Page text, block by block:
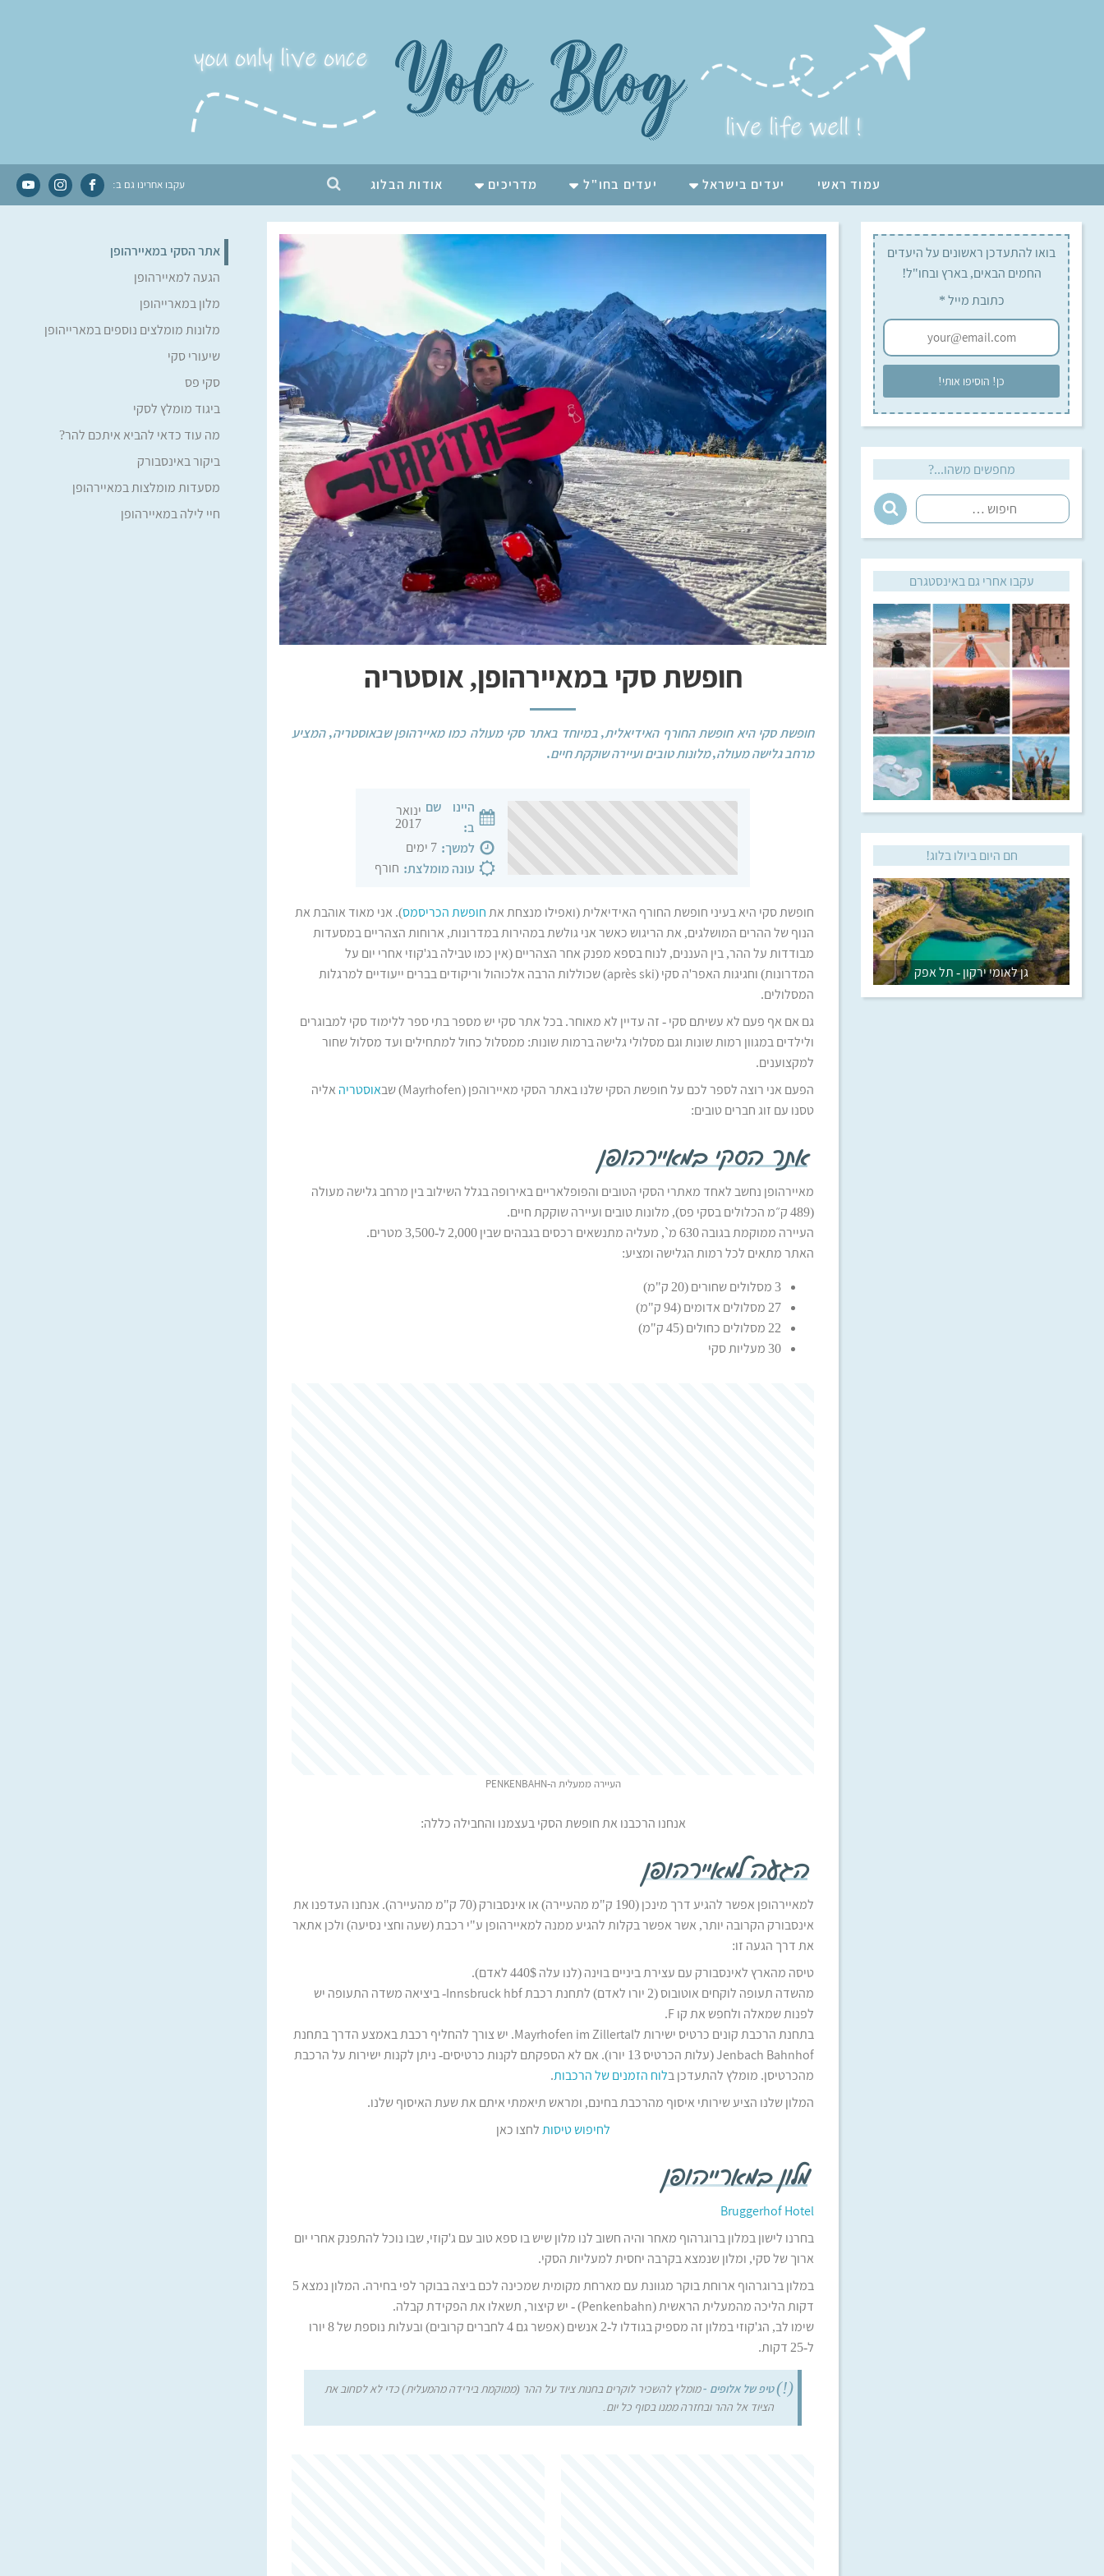
Yolo Blog
you only live once
live life well !
עמוד ראשי יעדים בישראל יעדים בחו"ל מדריכים אודות הבלוג עקבו אחרינו גם ב:
בואו להתעדכן ראשונים על היעדים
החמים הבאים, בארץ ובחו"ל!
כתובת מייל*
מחפשים משהו...?
עקבו אחרי גם באינסטגרם
חם היום ביולו בלוג!
גן לאומי ירקון - תל אפק
חופשת סקי במאיירהופן, אוסטריה
חופשת סקי היא חופשת החורף האידיאלית, במיוחד באתר סקי מעולה כמו מאיירהופן שבאוסטריה, המציע
מרחב גלישה מעולה, מלונות טובים ועיירה שוקקת חיים.
היינו שם
ב:
ינואר
2017
למשך: 7 ימים
עונה מומלצת: חורף
חופשת סקי היא בעיני חופשת החורף האידיאלית (ואפילו מנצחת אתחופשת הכריסמס). אני מאוד אוהבת את
הנוף של ההרים המושלגים, את הריגוש כאשר אני גולשת במהירות במדרונות, ארוחות הצהריים במסעדות
מבודדות על ההר, בין העננים, לנוח בספא מפנק אחר הצהריים (אין כמו טבילה בג'קוזי אחרי יום על
המדרונות) וחגיגות האפר'ה סקי (après ski) שכוללות הרבה אלכוהול וריקודים בברים ייעודיים למרגלות
המסלולים.
גם אם אף פעם לא עשיתם סקי - זה עדיין לא מאוחר. בכל אתר סקי יש מספר בתי ספר ללימוד סקי למבוגרים
ולילדים במגוון רמות שונות וגם מסלולי גלישה ברמות שונות: ממסלול כחול למתחילים ועד מסלול שחור
למקצוענים.
הפעם אני רוצה לספר לכם על חופשת הסקי שלנו באתר הסקי מאיירוהפן (Mayrhofen) שב
אוסטריה אליה
טסנו עם זוג חברים טובים:
אתר הסקי במאיירהופן
מאיירהופן נחשב לאחד מאתרי הסקי הטובים והפופלאריים באירופה בגלל השילוב בין מרחב גלישה מעולה
(489 ק״מ הכלולים בסקי פס), מלונות טובים ועיירה שוקקת חיים.
העיירה ממוקמת בגובה 630 מ`, מעליה מתנשאים רכסים בגבהים שבין 2,000 ל-3,500 מטרים.
האתר מתאים לכל רמות הגלישה ומציע:
3 מסלולים שחורים (20 ק"מ)
27 מסלולים אדומים (94 ק"מ)
22 מסלולים כחולים (45 ק"מ)
30 מעליות סקי
העיירה ממעלית ה-PENKENBAHN
אנחנו הרכבנו את חופשת הסקי בעצמנו והחבילה כללה:
הגעה למאיירהופן
למאיירהופן אפשר להגיע דרך מינכן (190 ק"מ מהעיירה) או אינסבורק (70 ק"מ מהעיירה). אנחנו העדפנו את
אינסבורק הקרובה יותר, אשר אפשר בקלות להגיע ממנה למאיירהופן ע"י רכבת (שעה וחצי נסיעה) ולכן אתאר
את דרך הגעה זו:
טיסה מהארץ לאינסבורק עם עצירת ביניים בוינה (לנו עלה 440$ לאדם).
מהשדה תעופה לוקחים אוטובוס (2 יורו לאדם) לתחנת רכבת Innsbruck hbf- ביציאה משדה התעופה יש
לפנות שמאלה ולחפש את קו F.
בתחנת הרכבת קונים כרטיס ישירות לMayrhofen im Zillertal. יש צורך להחליף רכבת באמצע הדרך בתחנת
Jenbach Bahnhof (עלות הכרטיס 13 יורו). אם לא הספקתם לקנות כרטיסים- ניתן לקנות ישירות על הרכבת
מהכרטיסן. מומלץ להתעדכן בלוח הזמנים של הרכבות.
המלון שלנו הציע שירותי איסוף מהרכבת בחינם, ומראש תיאמתי איתם את שעת האיסוף שלנו.
לחיפוש טיסותלחצו כאן
מלון במארייהופן
Bruggerhof Hotel
בחרנו לישון במלון ברוגרהוף מאחר והיה חשוב לנו מלון שיש בו ספא טוב עם ג'קוזי, שבו נוכל להתפנק אחרי יום
ארוך של סקי, ומלון שנמצא בקרבה יחסית למעליות הסקי.
במלון ברוגרהוף ארוחת בוקר מגוונת עם מארחת מקומית שמכינה לכם ביצה בבוקר לפי בחירה. המלון נמצא 5
דקות הליכה מהמעלית הראשית (Penkenbahn) - יש קיצור, תשאלו את הפקידת קבלה.
שימו לב, הג'קוזי במלון זה מספיק בגודלו ל-2 אנשים (אפשר גם 4 לחברים קרובים) ובעלות נוספת של 8 יורו
ל-25 דקות.
טיפ של אלופים -מומלץ להשכיר לוקרים בחנות ציוד על ההר (ממוקמת בירידה מהמעלית) כדי לא לסחוב את
הציוד אל ההר ובחזרה ממנו בסוף כל יום.
אתר הסקי במאיירהופן
הגעה למאיירהופן
מלון במארייהופן
מלונות מומלצים נוספים במארייהופן
שיעורי סקי
סקי פס
ביגוד מומלץ לסקי
מה עוד כדאי להביא איתכם להר?
ביקור באינסבורק
מסעדות מומלצות במאיירהופן
מסעדות על ההר
חיי לילה במאיירהופן